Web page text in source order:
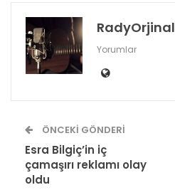
RadyOrjinal
Yorumlar
ÖNCEKI GÖNDERI
Esra Bilgiç’in iç
çamaşırı reklamı olay
oldu